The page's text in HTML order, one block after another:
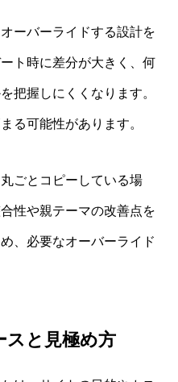
ーバーライドする設計を
ト時に差分が大きく、何
把握しにくくなります。
る可能性があります。
ごとコピーしている場
性や親テーマの改善点を
、必要なオーバーライド
スと見極め方